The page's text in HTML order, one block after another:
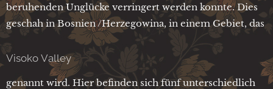
beruhenden Unglücke verringert werden konnte. Dies
geschah in Bosnien /Herzegowina, in einem Gebiet, das
Visoko Valley
genannt wird. Hier befinden sich fünf unterschiedlich